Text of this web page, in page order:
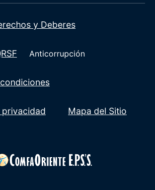
y Deberes
Anticorrupción
privacidad Mapa del Sitio